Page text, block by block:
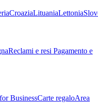
CroaziaLituaniaLettonia
Reclami e resi Pagamento e
BusinessCarte regaloArea